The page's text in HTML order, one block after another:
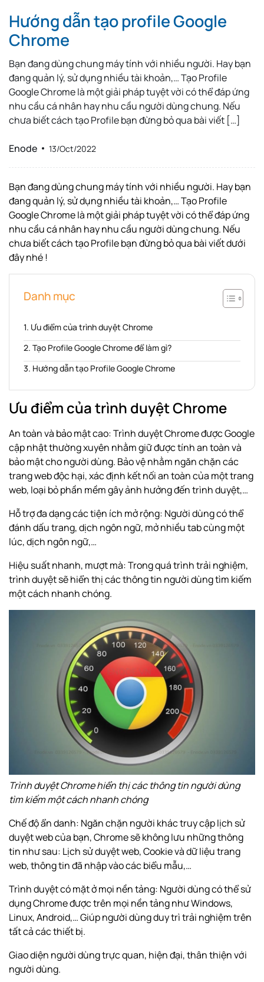
Hướng dẫn tạo profile Google
Chrome
Bạn đang dùng chung máy tính với nhiều người. Hay bạn
đang quản lý, sử dụng nhiều tài khoản,… Tạo Profile
Google Chrome là một giải pháp tuyệt vời có thể đáp ứng
nhu cầu cá nhân hay nhu cầu người dùng chung. Nếu
chưa biết cách tạo Profile bạn đừng bỏ qua bài viết […]
Enode 13/Oct/2022
Bạn đang dùng chung máy tính với nhiều người. Hay bạn
đang quản lý, sử dụng nhiều tài khoản,… Tạo Profile
Google Chrome là một giải pháp tuyệt vời có thể đáp ứng
nhu cầu cá nhân hay nhu cầu người dùng chung. Nếu
chưa biết cách tạo Profile bạn đừng bỏ qua bài viết dưới
đây nhé !
Danh mục
Ưu điểm của trình duyệt Chrome
Tạo Profile Google Chrome để làm gì?
Hướng dẫn tạo Profile Google Chrome
Ưu điểm của trình duyệt Chrome
An toàn và bảo mật cao: Trình duyệt Chrome được Google
cập nhật thường xuyên nhằm giữ được tính an toàn và
bảo mật cho người dùng. Bảo vệ nhằm ngăn chặn các
trang web độc hại, xác định kết nối an toàn của một trang
web, loại bỏ phần mềm gây ảnh hưởng đến trình duyệt,…
Hỗ trợ đa dạng các tiện ích mở rộng: Người dùng có thể
đánh dấu trang, dịch ngôn ngữ, mở nhiều tab cùng một
lúc, dịch ngôn ngữ,…
Hiệu suất nhanh, mượt mà: Trong quá trình trải nghiệm,
trình duyệt sẽ hiển thị các thông tin người dùng tìm kiếm
một cách nhanh chóng.
Trình duyệt Chrome hiển thị các thông tin người dùng
tìm kiếm một cách nhanh chóng
Chế độ ẩn danh: Ngăn chặn người khác truy cập lịch sử
duyệt web của bạn, Chrome sẽ không lưu những thông
tin như sau: Lịch sử duyệt web, Cookie và dữ liệu trang
web, thông tin đã nhập vào các biểu mẫu,…
Trình duyệt có mặt ở mọi nền tảng: Người dùng có thể sử
dụng Chrome được trên mọi nền tảng nhưWindows,
Linux, Android,… Giúp người dùng duy trì trải nghiệm trên
tất cả các thiết bị.
Giao diện người dùng trực quan, hiện đại, thân thiện với
người dùng.